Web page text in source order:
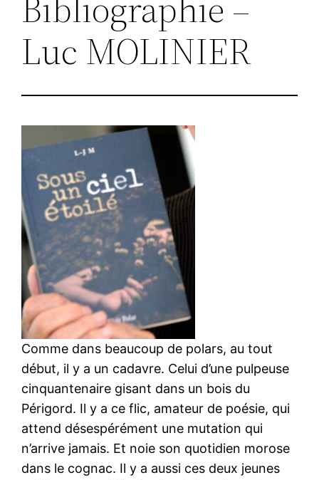
Luc MOLINIER
Comme dans beaucoup de polars, au tout
début, il y a un cadavre. Celui d’une pulpeuse
cinquantenaire gisant dans un bois du
Périgord. Il y a ce flic, amateur de poésie, qui
attend désespérément une mutation qui
n’arrive jamais. Et noie son quotidien morose
dans le cognac. Il y a aussi ces deux jeunes